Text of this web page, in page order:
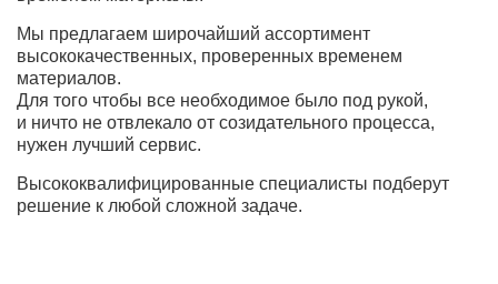
Мы предлагаем широчайший ассортимент
высококачественных, проверенных временем
материалов.
Для того чтобы все необходимое было под рукой,
и ничто не отвлекало от созидательного процесса,
нужен лучший сервис.
Высококвалифицированные специалисты подберут
решение к любой сложной задаче.